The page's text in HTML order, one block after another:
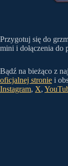
Przygotuj się do
mini i dołączenia do
Bądź na bieżąco z
oficjalnej stronie i
Instagram, X,